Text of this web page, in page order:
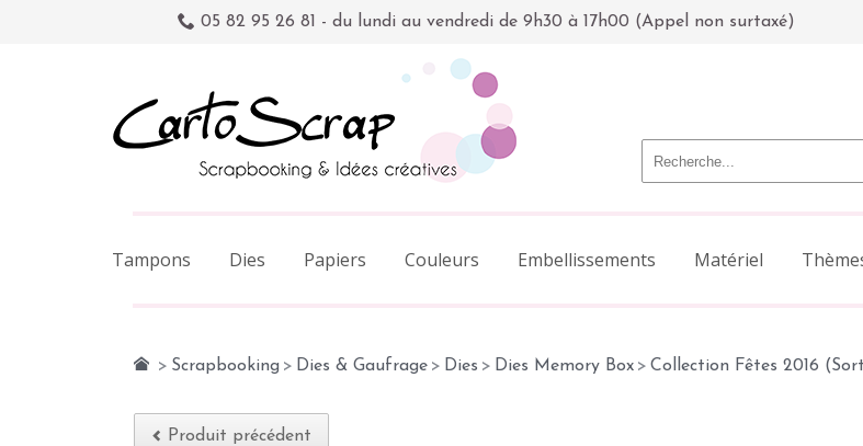
05 82 95 26 81 - du lundi au vendredi de 9h30 à 17h00 (Appel non surtaxé)
Tampons Dies Papiers Couleurs Embellissements Matériel
> Scrapbooking > Dies & Gaufrage > Dies > Dies Memory Box > Collection Fêtes 2016
Produit précédent